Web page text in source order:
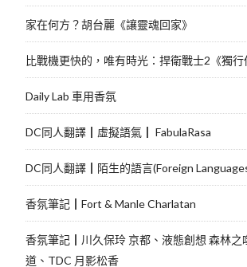
家在何方？胡台麗《讓靈魂回家》
比戰機更快的，唯有時光：捍衛戰士2《獨行
Daily Lab 車用香氛
DC同人翻譯┃虛擬語氣┃ FabulaRasa
DC同人翻譯┃陌生的語言(Foreign
香氛筆記┃Fort & Manle Charlatan
香氛筆記┃川久保玲 京都、液態創想 森林之
道、TDC 月影松香